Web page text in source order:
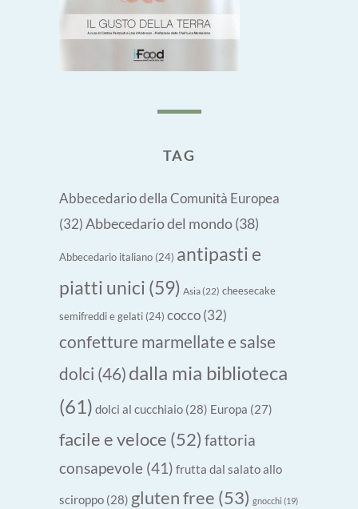
TAG
Abbecedario della Comunità Europea
(32) Abbecedario del mondo(38)
Abbecedario italiano (24) antipasti e
piatti unici (59) Asia(22) cheesecake
semifreddi e gelati (24) cocco (32)
confetture marmellate e salse
dolci (46) dalla mia biblioteca
(61) dolci al cucchiaio (28) Europa (27)
facile e veloce (52) fattoria
consapevole (41) frutta dal salato allo
sciroppo (28) gluten free (53) gnocchi (19)